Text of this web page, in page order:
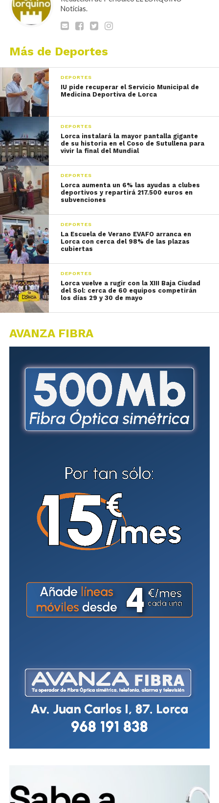
Noticias.
Más de Deportes
DEPORTES
IU pide recuperar el Servicio Municipal de
Medicina Deportiva de Lorca
DEPORTES
Lorca instalará la mayor pantalla gigante
de su historia en el Coso de Sutullena para
vivir la final del Mundial
DEPORTES
Lorca aumenta un 6% las ayudas a clubes
deportivos y repartirá 217.500 euros en
subvenciones
DEPORTES
La Escuela de Verano EVAFO arranca en
Lorca con cerca del 98% de las plazas
cubiertas
DEPORTES
Lorca vuelve a rugir con la XIII Baja Ciudad
del Sol: cerca de 60 equipos competirán
los días 29 y 30 de mayo
AVANZA FIBRA